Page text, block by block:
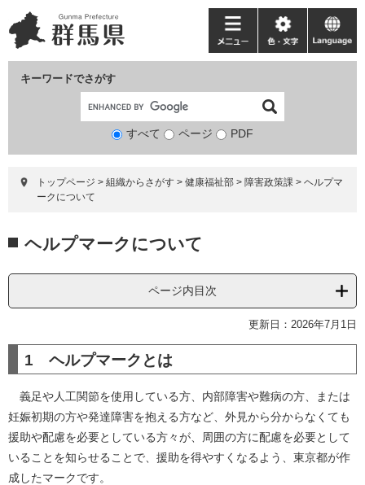
ー
ジ
ニ
ュ
て
キーワードでさがす
検
象
すべて ページ PDF
メ
ニ
ー
色・
文
language
トップページ > 組織からさがす > 健康福祉部 > 障害政策課 > ヘルプマ
ークについて
文 ヘルプマークについて
ページ内目次
更新日：2026年7月1日
1 ヘルプマークとは
義足や人工関節を使用している方、内部障害や難病の方、または
妊娠初期の方や発達障害を抱える方など、外見から分からなくても
援助や配慮を必要としている方々が、周囲の方に配慮を必要として
いることを知らせることで、援助を得やすくなるよう、東京都が作
成したマークです。